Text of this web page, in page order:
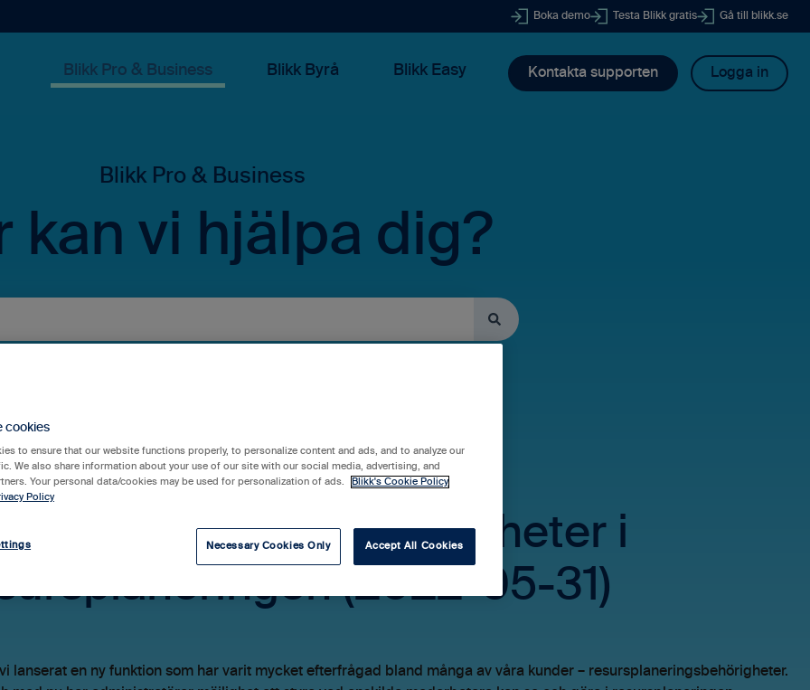
Boka demo Testa Blikk gratis Gå till blikk.se
Blikk Pro & Business Blikk Byrå Blikk Easy Kontakta supporten Logga in
kan vi hjälpa dig?
Desktop
att styra behörigheter i
(2022-05-31)
lanserat en ny funktion som har varit mycket efterfrågad bland många av våra kunder – resursplaneringsbehörigheter.
cookies
to ensure that our website functions properly, to personalize content and ads, and to analyze our
We also share information about your use of our site with our social media, advertising, and
Your personal data/cookies may be used for personalization of ads.
Blikk's Cookie Policy
Policy
Necessary Cookies Only Accept All Cookies